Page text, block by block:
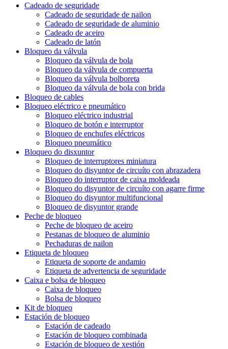
Cadeado de seguridade
Cadeado de seguridade de nailon
Cadeado de seguridade de aluminio
Cadeado de aceiro
Cadeado de latón
Bloqueo da válvula
Bloqueo da válvula de bola
Bloqueo da válvula de compuerta
Bloqueo da válvula bolboreta
Bloqueo da válvula de bola con brida
Bloqueo de cables
Bloqueo eléctrico e pneumático
Bloqueo eléctrico industrial
Bloqueo de botón e interruptor
Bloqueo de enchufes eléctricos
Bloqueo pneumático
Bloqueo do disxuntor
Bloqueo de interruptores miniatura
Bloqueo do disyuntor de circuíto con abrazadera
Bloqueo do interruptor de caixa moldeada
Bloqueo do disyuntor de circuíto con agarre firme
Bloqueo do disyuntor multifuncional
Bloqueo de disyuntor grande
Peche de bloqueo
Peche de bloqueo de aceiro
Pestanas de bloqueo de aluminio
Pechaduras de nailon
Etiqueta de bloqueo
Etiqueta de soporte de andamio
Etiqueta de advertencia de seguridade
Caixa e bolsa de bloqueo
Caixa de bloqueo
Bolsa de bloqueo
Kit de bloqueo
Estación de bloqueo
Estación de cadeado
Estación de bloqueo combinada
Estación de bloqueo de xestión